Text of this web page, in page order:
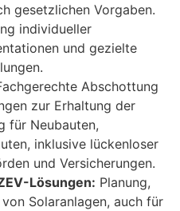
gesetzlichen Vorgaben.
individueller
und gezielte
Abschottung
zur Erhaltung der
für Neubauten,
inklusive lückenloser
und Versicherungen.
Lösungen: Planung,
Solaranlagen, auch für